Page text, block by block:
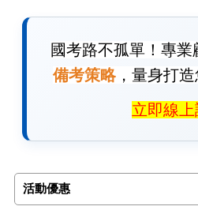
國考路不孤單！專業
備考策略，量身打
立即線
活動優惠